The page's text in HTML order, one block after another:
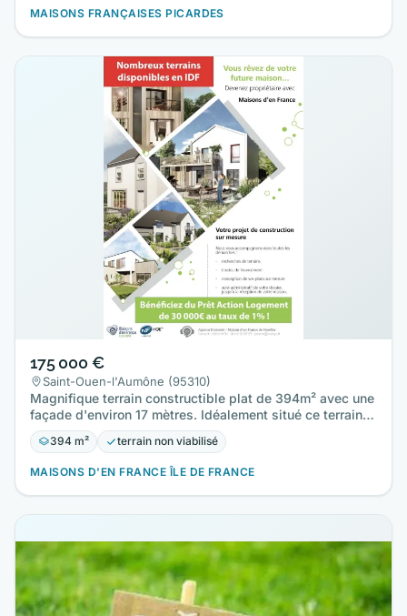
MAISONS FRANÇAISES PICARDES
175 000 €
Saint-Ouen-l'Aumône (95310)
Magnifique terrain constructible plat de 394m² avec une
façade d'environ 17 mètres. Idéalement situé ce terrain…
394 m² terrain non viabilisé
MAISONS D'EN FRANCE ÎLE DE FRANCE